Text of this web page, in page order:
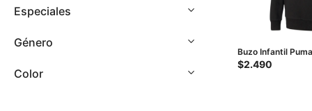
usando
lector
pantalla;
Buzo Infantil
Negro
$2.490
Especiales
Género
Color